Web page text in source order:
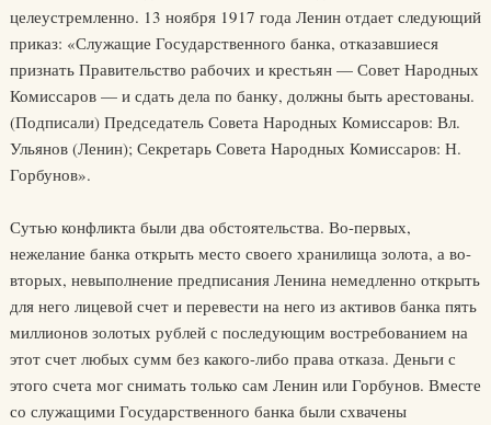
целеустремленно. 13 ноября 1917 года Ленин отдает следующий
приказ: «Служащие Государственного банка, отказавшиеся
признать Правительство рабочих и крестьян — Совет Народных
Комиссаров — и сдать дела по банку, должны быть арестованы.
(Подписали) Председатель Совета Народных Комиссаров: Вл.
Ульянов (Ленин); Секретарь Совета Народных Комиссаров: Н.
Горбунов».
Сутью конфликта были два обстоятельства. Во-первых,
нежелание банка открыть место своего хранилища золота, а во-
вторых, невыполнение предписания Ленина немедленно открыть
для него лицевой счет и перевести на него из активов банка пять
миллионов золотых рублей с последующим востребованием на
этот счет любых сумм без какого-либо права отказа. Деньги с
этого счета мог снимать только сам Ленин или Горбунов. Вместе
со служащими Государственного банка были схвачены